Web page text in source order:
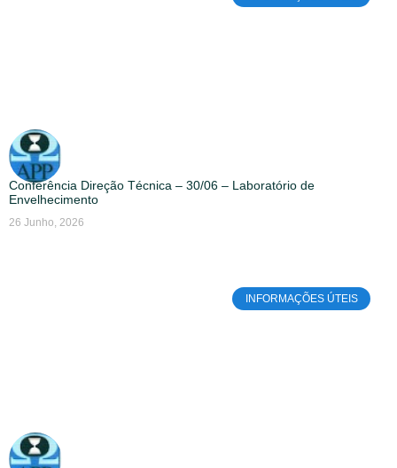
Conferência Direção Técnica – 30/06 – Laboratório de
Envelhecimento
26 Junho, 2026
INFORMAÇÕES ÚTEIS